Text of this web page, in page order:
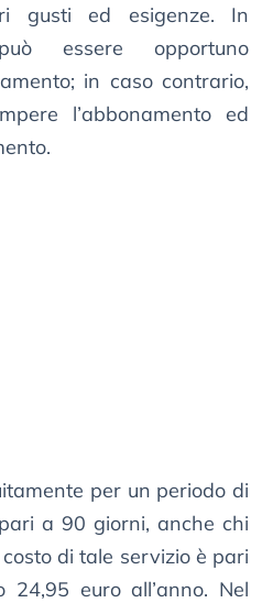
gusti ed esigenze. In
essere opportuno
in caso contrario,
l’abbonamento ed
per un periodo di
a 90 giorni, anche chi
costo di tale servizio è pari
euro all’anno. Nel